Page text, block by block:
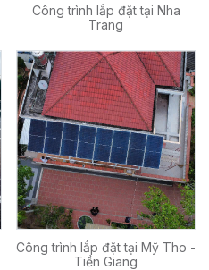
Công trình lắp đặt tại Nha
Trang
Công trình lắp đặt tại Mỹ Tho -
Tiền Giang